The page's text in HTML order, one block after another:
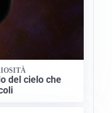
del cielo che